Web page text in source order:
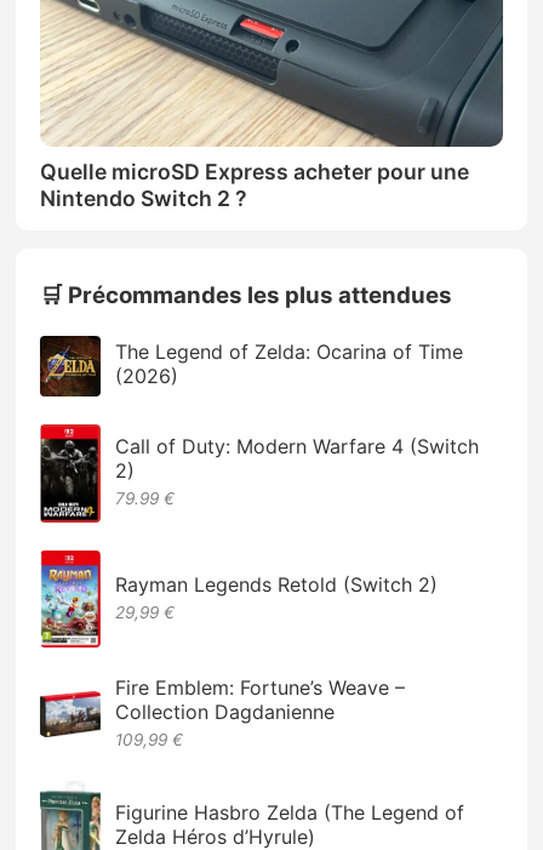
Quelle microSD Express acheter pour une
Nintendo Switch 2 ?
🛒 Précommandes les plus attendues
The Legend of Zelda: Ocarina of Time
(2026)
Call of Duty: Modern Warfare 4 (Switch
2)
79.99 €
Rayman Legends Retold (Switch 2)
29,99 €
Fire Emblem: Fortune’s Weave –
Collection Dagdanienne
109,99 €
Figurine Hasbro Zelda (The Legend of
Zelda Héros d’Hyrule)